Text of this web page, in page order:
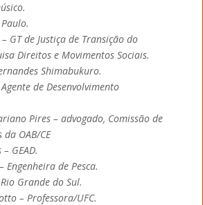
GT de Justiça de Transição do
Direitos e Movimentos Sociais.
Shimabukuro.
de Desenvolvimento
Pires – advogado, Comissão de
OAB/CE
GEAD.
Engenheira de Pesca.
Grande do Sul.
– Professora/UFC.